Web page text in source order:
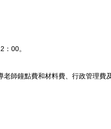
00。
師鐘點費和材料費、行政管理費